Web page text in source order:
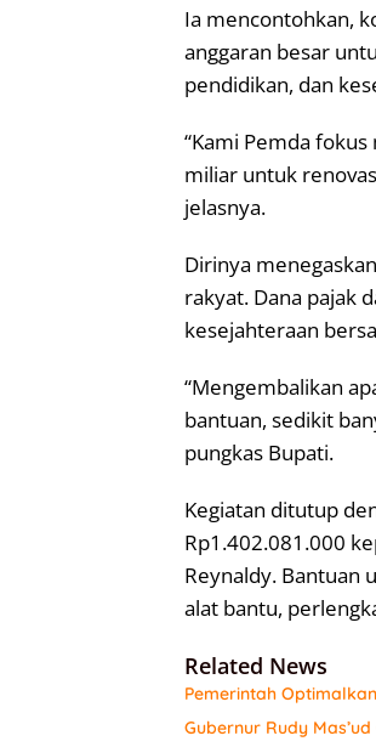
Ia mencontohkan,
anggaran besar
pendidikan, dan
“Kami Pemda
miliar untuk
jelasnya.
Dirinya
rakyat. Dana pajak
kesejahteraan
“Mengembalikan
bantuan, sedikit
pungkas Bupati.
Kegiatan ditutup
Rp1.402.081.000
Reynaldy. Bantuan
alat bantu,
Related News
Pemerintah
Gubernur Rudy